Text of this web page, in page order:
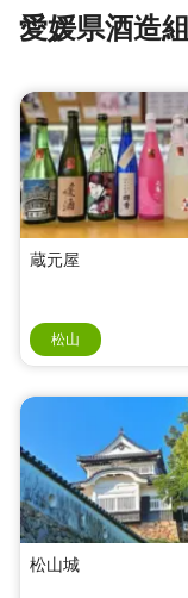
愛媛県酒造
蔵元屋
松山
松山城